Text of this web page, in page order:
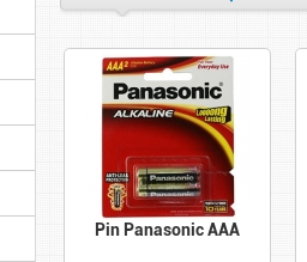
Pin Panasonic AAA